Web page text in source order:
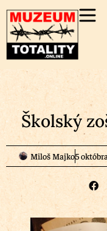
Školský
Miloš Majko5